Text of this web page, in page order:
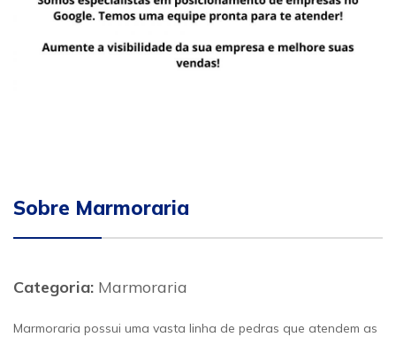
Sobre Marmoraria
Categoria: Marmoraria
Marmoraria possui uma vasta linha de pedras que atendem as